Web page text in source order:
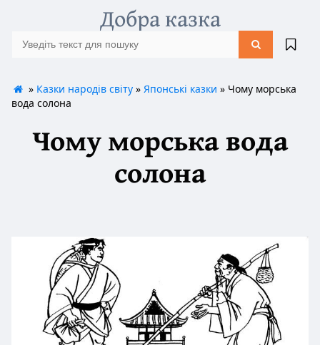
Добра казка
» Казки народів світу» Японські казки » Чому морська
вода солона
Чому морська вода
солона